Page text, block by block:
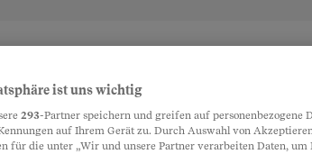
den
ist uns wichtig
293-Partner speichern und greifen auf personenbezogene
auf Ihrem Gerät zu. Durch Auswahl von
für die unter „Wir und unsere Partner verarbeiten Daten, um